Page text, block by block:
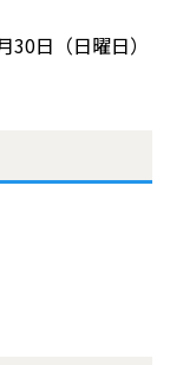
日（日曜日）